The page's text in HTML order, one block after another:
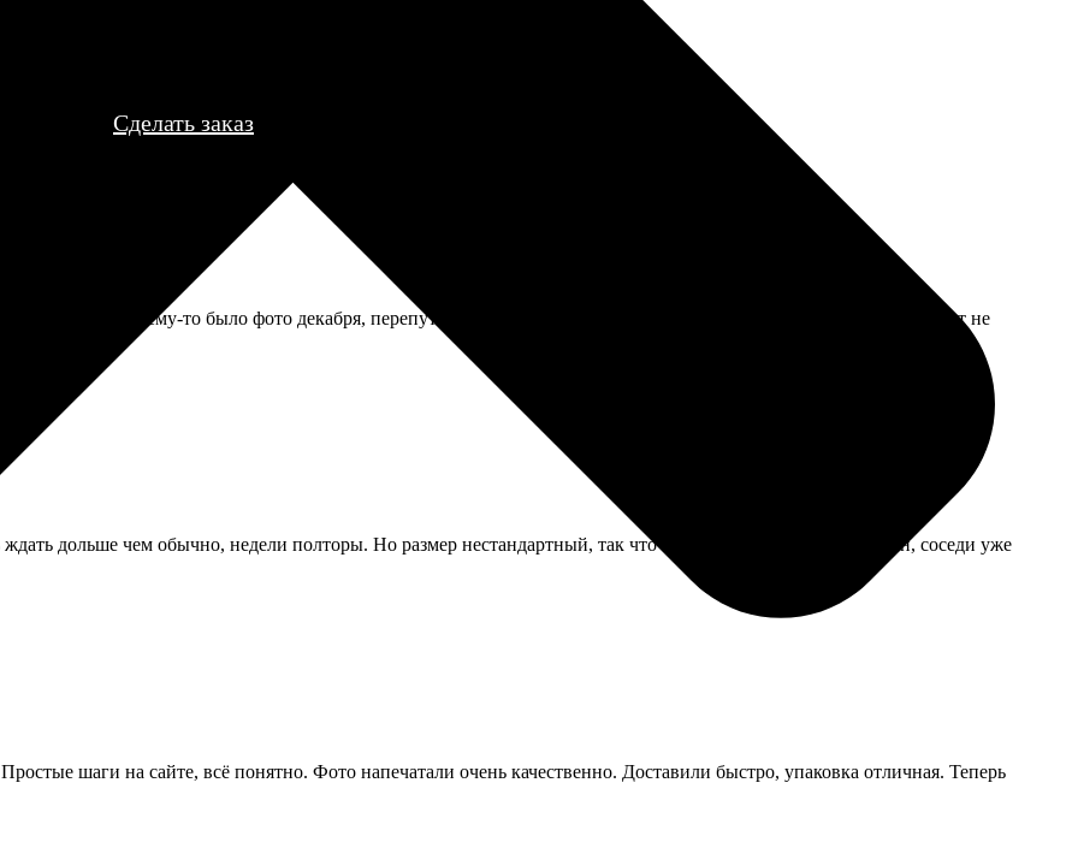
Сделать заказ
В январе почему-то было фото декабря, перепутали порядок. Но в остальном все верно, печать четкая, переплет не
дольше чем обычно, недели полторы. Но размер нестандартный, так что понятно. Результатом доволен, соседи уже
Простые шаги на сайте, всё понятно. Фото напечатали очень качественно. Доставили быстро, упаковка отличная. Теперь